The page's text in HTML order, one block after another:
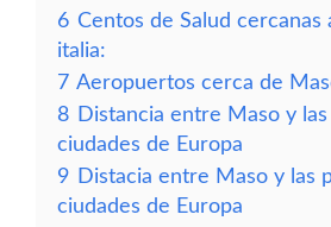
6 Centos de Salud cercanas
italia:
7 Aeropuertos cerca de
8 Distancia entre Maso y
ciudades de Europa
9 Distacia entre Maso y las
ciudades de Europa